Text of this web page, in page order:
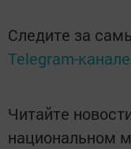
Следите за
Telegram-канале
Читайте
национальном